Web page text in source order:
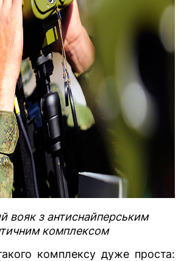
вояк з антиснайперським
комплексом
комплексу дуже проста: